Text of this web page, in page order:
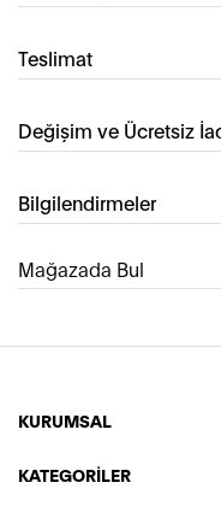
Teslimat
Değişim ve Ücretsiz
Bilgilendirmeler
Mağazada Bul
KURUMSAL
KATEGORİLER